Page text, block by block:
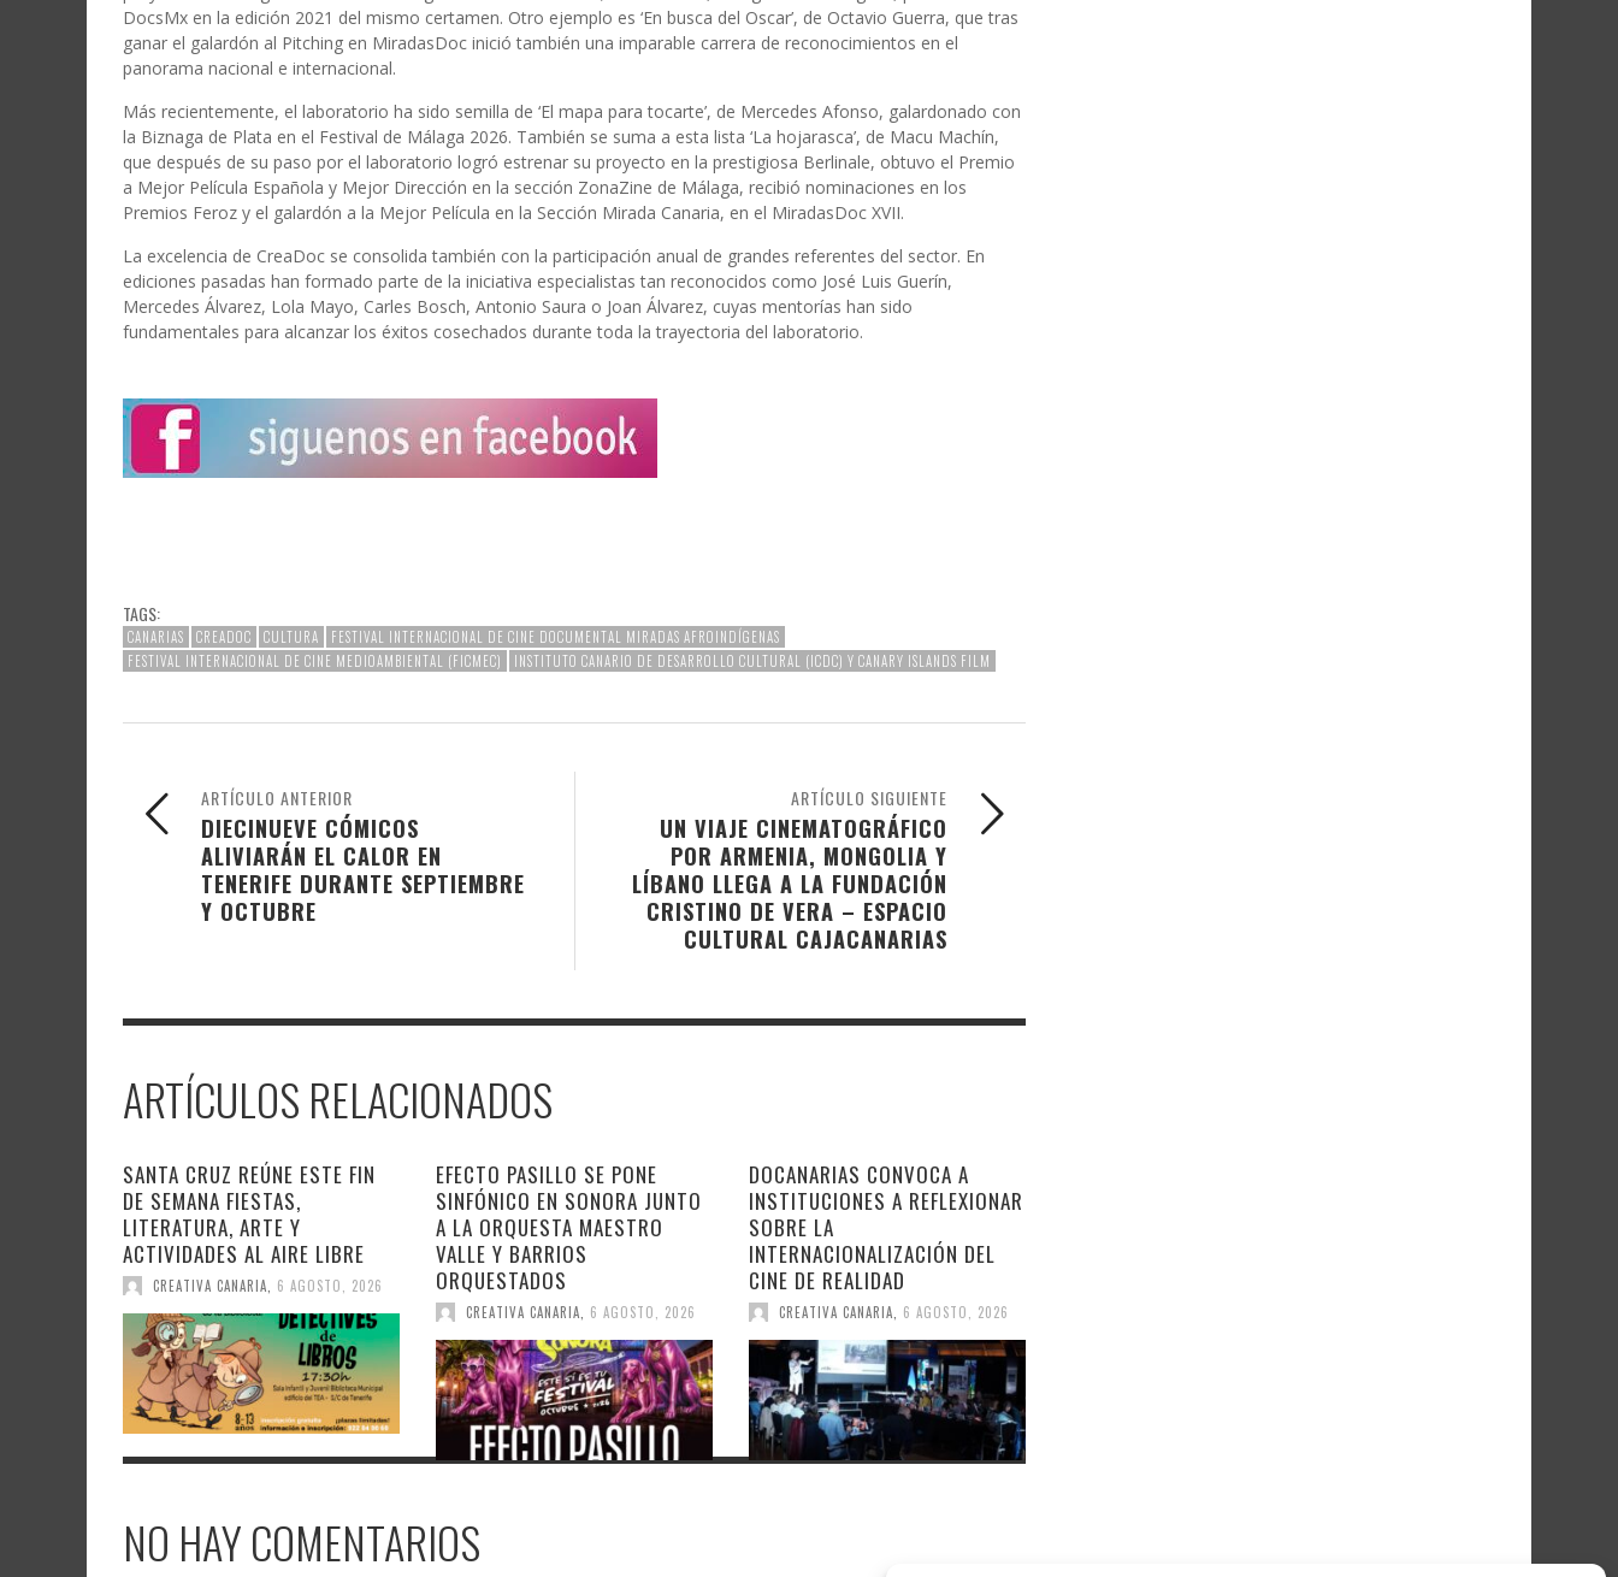
DocsMx en la edición 2021 del mismo certamen. Otro ejemplo es ‘En busca del Oscar’, de Octavio Guerra, que tras
ganar el galardón al Pitching en MiradasDoc inició también una imparable carrera de reconocimientos en el
panorama nacional e internacional.
Más recientemente, el laboratorio ha sido semilla de ‘El mapa para tocarte’, de Mercedes Afonso, galardonado con
la Biznaga de Plata en el Festival de Málaga 2026. También se suma a esta lista ‘La hojarasca’, de Macu Machín,
que después de su paso por el laboratorio logró estrenar su proyecto en la prestigiosa Berlinale, obtuvo el Premio
a Mejor Película Española y Mejor Dirección en la sección ZonaZine de Málaga, recibió nominaciones en los
Premios Feroz y el galardón a la Mejor Película en la Sección Mirada Canaria, en el MiradasDoc XVII.
La excelencia de CreaDoc se consolida también con la participación anual de grandes referentes del sector. En
ediciones pasadas han formado parte de la iniciativa especialistas tan reconocidos como José Luis Guerín,
Mercedes Álvarez, Lola Mayo, Carles Bosch, Antonio Saura o Joan Álvarez, cuyas mentorías han sido
fundamentales para alcanzar los éxitos cosechados durante toda la trayectoria del laboratorio.
TAGS:
CANARIAS CREADOC CULTURA
FESTIVAL INTERNACIONAL DE CINE DOCUMENTAL MIRADAS AFROINDÍGENAS
FESTIVAL INTERNACIONAL DE CINE MEDIOAMBIENTAL (FICMEC)
INSTITUTO CANARIO DE DESARROLLO CULTURAL (ICDC) Y CANARY ISLANDS FILM
ARTÍCULO SIGUIENTE
UN VIAJE CINEMATOGRÁFICO
POR ARMENIA, MONGOLIA Y
LÍBANO LLEGA A LA FUNDACIÓN
CRISTINO DE VERA – ESPACIO
CULTURAL CAJACANARIAS
ARTÍCULO ANTERIOR
DIECINUEVE CÓMICOS
ALIVIARÁN EL CALOR EN
TENERIFE DURANTE SEPTIEMBRE
Y OCTUBRE
ARTÍCULOS RELACIONADOS
SANTA CRUZ REÚNE ESTE FIN
DE SEMANA FIESTAS,
LITERATURA, ARTE Y
ACTIVIDADES AL AIRE LIBRE
CREATIVA CANARIA, 6 AGOSTO, 2026
EFECTO PASILLO SE PONE
SINFÓNICO EN SONORA JUNTO
A LA ORQUESTA MAESTRO
VALLE Y BARRIOS
ORQUESTADOS
CREATIVA CANARIA, 6 AGOSTO, 2026
DOCANARIAS CONVOCA A
INSTITUCIONES A REFLEXIONAR
SOBRE LA
INTERNACIONALIZACIÓN DEL
CINE DE REALIDAD
CREATIVA CANARIA, 6 AGOSTO, 2026
NO HAY COMENTARIOS